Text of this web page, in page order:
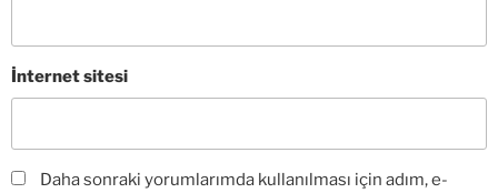
İnternet sitesi
Daha sonraki yorumlarımda kullanılması için adım, e-